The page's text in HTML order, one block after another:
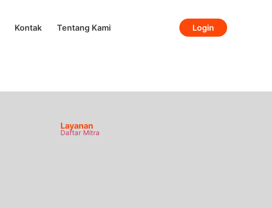
Kontak Tentang Kami Login
Layanan
Daftar Mitra